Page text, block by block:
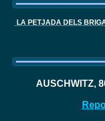
LA PETJADA DELS
AUSCHWITZ,